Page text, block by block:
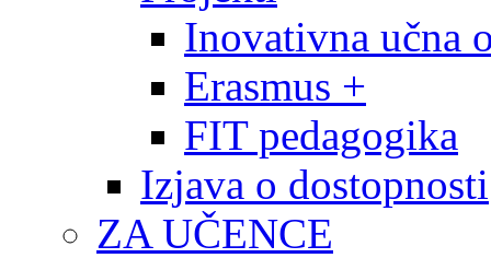
Inovativna učna
Erasmus +
FIT pedagogika
Izjava o dostopnosti
ZA UČENCE